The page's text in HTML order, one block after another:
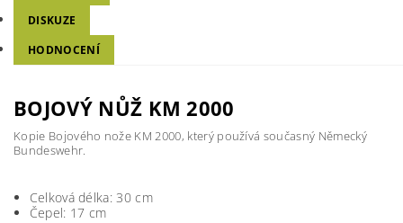
DISKUZE
HODNOCENÍ
BOJOVÝ NŮŽ KM 2000
Kopie Bojového nože KM 2000, který používá současný Německý
Bundeswehr.
Celková délka: 30 cm
Čepel: 17 cm